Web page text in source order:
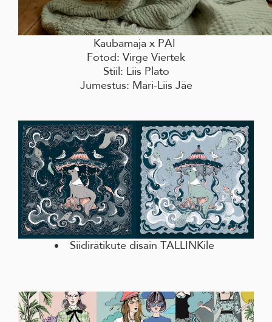
Kaubamaja x PAI
Fotod: Virge Viertek
Stiil: Liis Plato
Jumestus: Mari-Liis Jäe
Siidirätikute disain TALLINKile